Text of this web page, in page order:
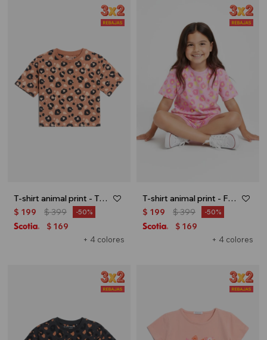
T-shirt animal print - Tostado
+ 4 colores
$ 199 $399 50
$ 169
T-shirt animal print - Fucsia
+ 4 colores
$ 199 $399 50
$ 169